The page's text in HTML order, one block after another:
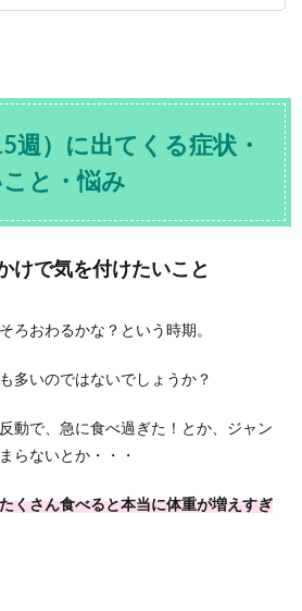
週）に出てくる症状・
と・悩み
けで気を付けたいこと
ろおわるかな？という時期。
多いのではないでしょうか？
動で、急に食べ過ぎた！とか、ジャン
らないとか・・・
くさん食べると本当に体重が増えすぎ